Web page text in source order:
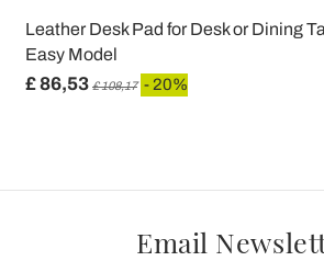
Leather Desk Pad for Desk or Dining
Easy Model
£ 86,53 £ 108,17 - 20%
Email